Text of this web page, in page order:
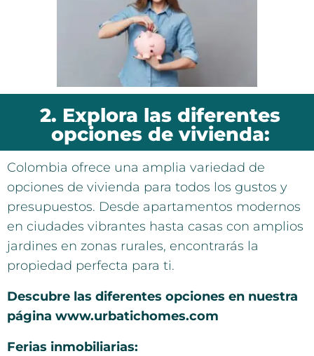
2. Explora las diferentes
opciones de vivienda:
Colombia ofrece una amplia variedad de
opciones de vivienda para todos los gustos y
presupuestos. Desde apartamentos modernos
en ciudades vibrantes hasta casas con amplios
jardines en zonas rurales, encontrarás la
propiedad perfecta para ti.
Descubre las diferentes opciones en nuestra
página www.urbatichomes.com
Ferias inmobiliarias: